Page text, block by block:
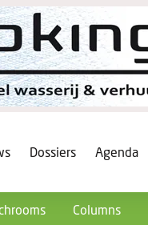
Dossiers Agenda
Columns